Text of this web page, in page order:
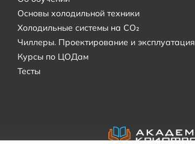
Основы холодильной техники
Холодильные системы на CO₂
Чиллеры. Проектирование и эксплуатация
Курсы по ЦОДам
Тесты